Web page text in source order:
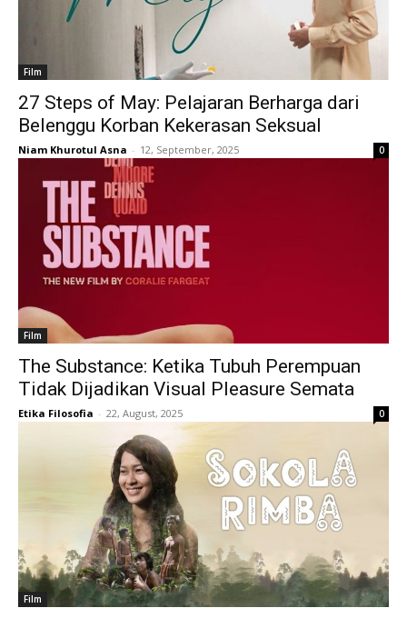
Film
27 Steps of May: Pelajaran Berharga dari
Belenggu Korban Kekerasan Seksual
Niam Khurotul Asna - 12, September, 2025 0
Film
The Substance: Ketika Tubuh Perempuan
Tidak Dijadikan Visual Pleasure Semata
Etika Filosofia - 22, August, 2025 0
Film